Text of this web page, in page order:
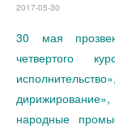
2017-05-30
30 мая
четвертого
народные